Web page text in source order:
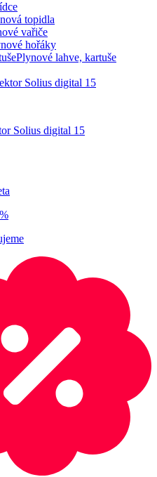
topidla
vařiče
hořáky
Plynové lahve, kartuše
Solius digital 15